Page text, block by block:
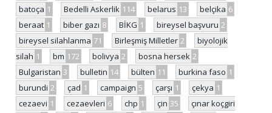
batoça 1 Bedelli Askerlik 114 belarus 13 belçika 6
beraat 1 biber gazı 8 BİKG 1 bireysel başvuru 2
bireysel silahlanma 71 Birleşmiş Milletler 2
biyolojik
silah 1 bm 172 bolivya 2 bosna hersek 2
Bulgaristan 3 bulletin 14 bülten 11 burkina faso 1
burundi 2 çad 1 campaign 5 çarşı 1 çekya 1
cezaevi 1 cezaevleri 6 chp 1 çin 35
çınar koçgiri